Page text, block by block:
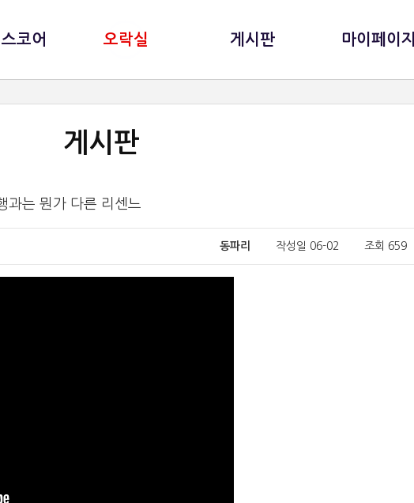
코어 오락실 게시판 마이페이지
게시판
과는 뭔가 다른 리센느
동파리 작성일 06-02 조회